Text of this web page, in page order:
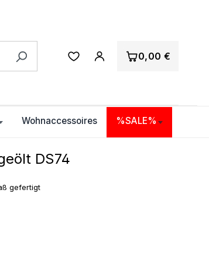
0,00 €
Wohnaccessoires %SALE%
DS74
gefertigt